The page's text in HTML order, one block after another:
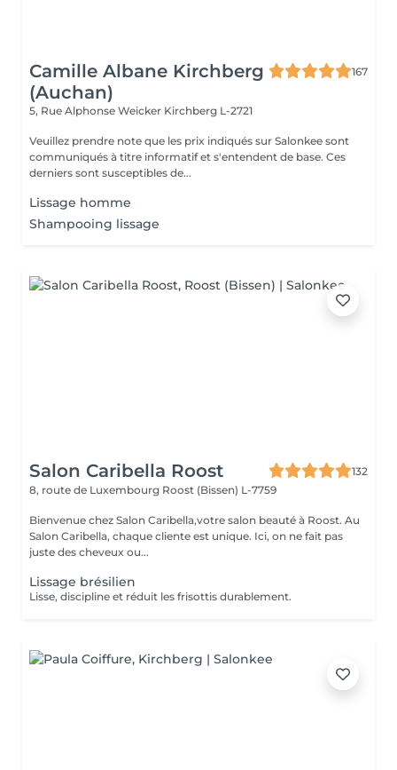
Camille Albane Kirchberg
(Auchan)
167
5, Rue Alphonse Weicker Kirchberg L-2721
Veuillez prendre note que les prix indiqués sur Salonkee sont
communiqués à titre informatif et s'entendent de base. Ces
derniers sont susceptibles de...
Lissage homme
Shampooing lissage
Salon Caribella Roost
132
8, route de Luxembourg Roost (Bissen) L-7759
Bienvenue chez Salon Caribella,votre salon beauté à Roost. Au
Salon Caribella, chaque cliente est unique. Ici, on ne fait pas
juste des cheveux ou...
Lissage brésilien
Lisse, discipline et réduit les frisottis durablement.